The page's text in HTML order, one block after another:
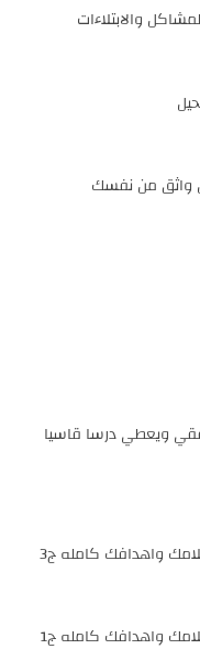
والابتلاءات
واثق من نفسك
ويعطي درسا قاسيا
واهدافك كامله ج3
واهدافك كامله ج1